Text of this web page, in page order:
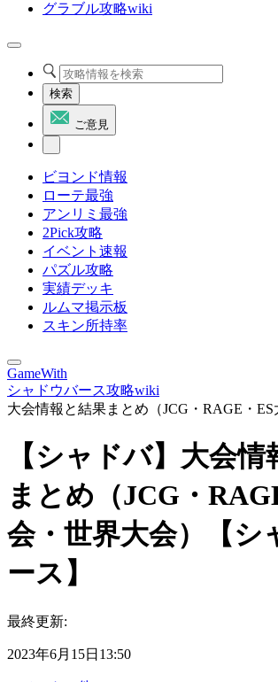
グラブル攻略wiki
検索
ご意見
ビヨンド情報
ローテ最強
アンリミ最強
2Pick攻略
イベント速報
パズル攻略
実績デッキ
ルムマ掲示板
スキン所持率
GameWith
シャドウバース攻略wiki
大会情報と結果まとめ（JCG・RAGE・ES
【シャドバ】大会
まとめ（JCG・
会・世界大会）【シ
ース】
最終更新:
2023年6月15日13:50